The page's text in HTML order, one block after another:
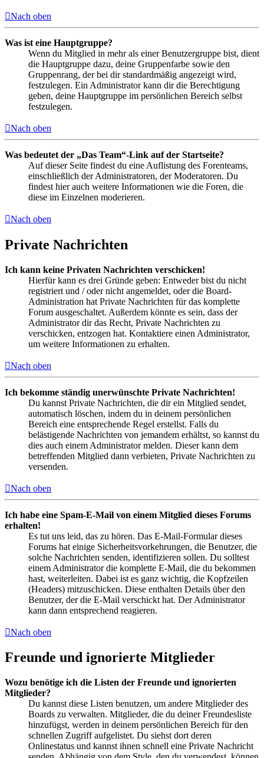
Nach oben
Was ist eine Hauptgruppe?
Wenn du Mitglied in mehr als einer Benutzergruppe bist, dient
die Hauptgruppe dazu, deine Gruppenfarbe sowie den
Gruppenrang, der bei dir standardmäßig angezeigt wird,
festzulegen. Ein Administrator kann dir die Berechtigung
geben, deine Hauptgruppe im persönlichen Bereich selbst
festzulegen.
Nach oben
Was bedeutet der „Das Team“-Link auf der Startseite?
Auf dieser Seite findest du eine Auflistung des Forenteams,
einschließlich der Administratoren, der Moderatoren. Du
findest hier auch weitere Informationen wie die Foren, die
diese im Einzelnen moderieren.
Nach oben
Private Nachrichten
Ich kann keine Privaten Nachrichten verschicken!
Hierfür kann es drei Gründe geben: Entweder bist du nicht
registriert und / oder nicht angemeldet, oder die Board-
Administration hat Private Nachrichten für das komplette
Forum ausgeschaltet. Außerdem könnte es sein, dass der
Administrator dir das Recht, Private Nachrichten zu
verschicken, entzogen hat. Kontaktiere einen Administrator,
um weitere Informationen zu erhalten.
Nach oben
Ich bekomme ständig unerwünschte Private Nachrichten!
Du kannst Private Nachrichten, die dir ein Mitglied sendet,
automatisch löschen, indem du in deinem persönlichen
Bereich eine entsprechende Regel erstellst. Falls du
belästigende Nachrichten von jemandem erhältst, so kannst du
dies auch einem Administrator melden. Dieser kann dem
betreffenden Mitglied dann verbieten, Private Nachrichten zu
versenden.
Nach oben
Ich habe eine Spam-E-Mail von einem Mitglied dieses Forums
erhalten!
Es tut uns leid, das zu hören. Das E-Mail-Formular dieses
Forums hat einige Sicherheitsvorkehrungen, die Benutzer, die
solche Nachrichten senden, identifizieren sollen. Du solltest
einem Administrator die komplette E-Mail, die du bekommen
hast, weiterleiten. Dabei ist es ganz wichtig, die Kopfzeilen
(Headers) mitzuschicken. Diese enthalten Details über den
Benutzer, der die E-Mail verschickt hat. Der Administrator
kann dann entsprechend reagieren.
Nach oben
Freunde und ignorierte Mitglieder
Wozu benötige ich die Listen der Freunde und ignorierten
Mitglieder?
Du kannst diese Listen benutzen, um andere Mitglieder des
Boards zu verwalten. Mitglieder, die du deiner Freundesliste
hinzufügst, werden in deinem persönlichen Bereich für den
schnellen Zugriff aufgelistet. Du siehst dort deren
Onlinestatus und kannst ihnen schnell eine Private Nachricht